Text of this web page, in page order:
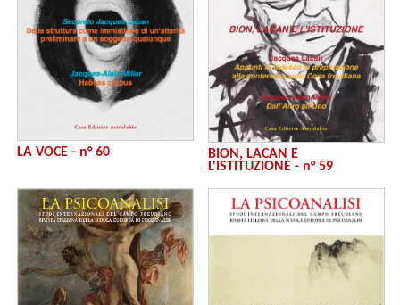
LA VOCE - n° 60
BION, LACAN E
L'ISTITUZIONE - n° 59